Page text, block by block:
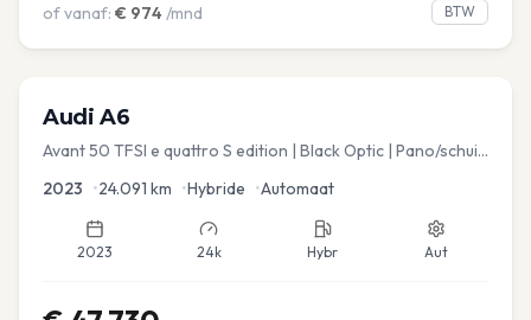
of vanaf: € 974 /mnd BTW
Audi A6
Avant 50 TFSI e quattro S edition | Black Optic | Pano/schuif
2023 •24.091 km •Hybride •Automaat
2023 24k Hybr Aut